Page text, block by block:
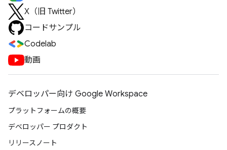
X（旧 Twitter）
コードサンプル
Codelab
動画
デベロッパー向け Google Workspace
プラットフォームの概要
デベロッパー プロダクト
リリースノート